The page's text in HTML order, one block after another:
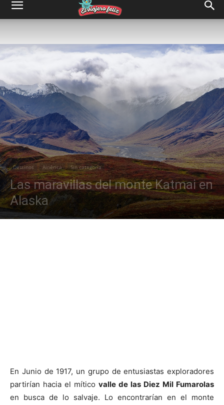
Destinos América Sin categoría
Las maravillas del monte Katmai en
Alaska
En Junio de 1917, un grupo de entusiastas exploradores
partirían hacia el mítico valle de las Diez Mil Fumarolas
en busca de lo salvaje. Lo encontrarían en el monte